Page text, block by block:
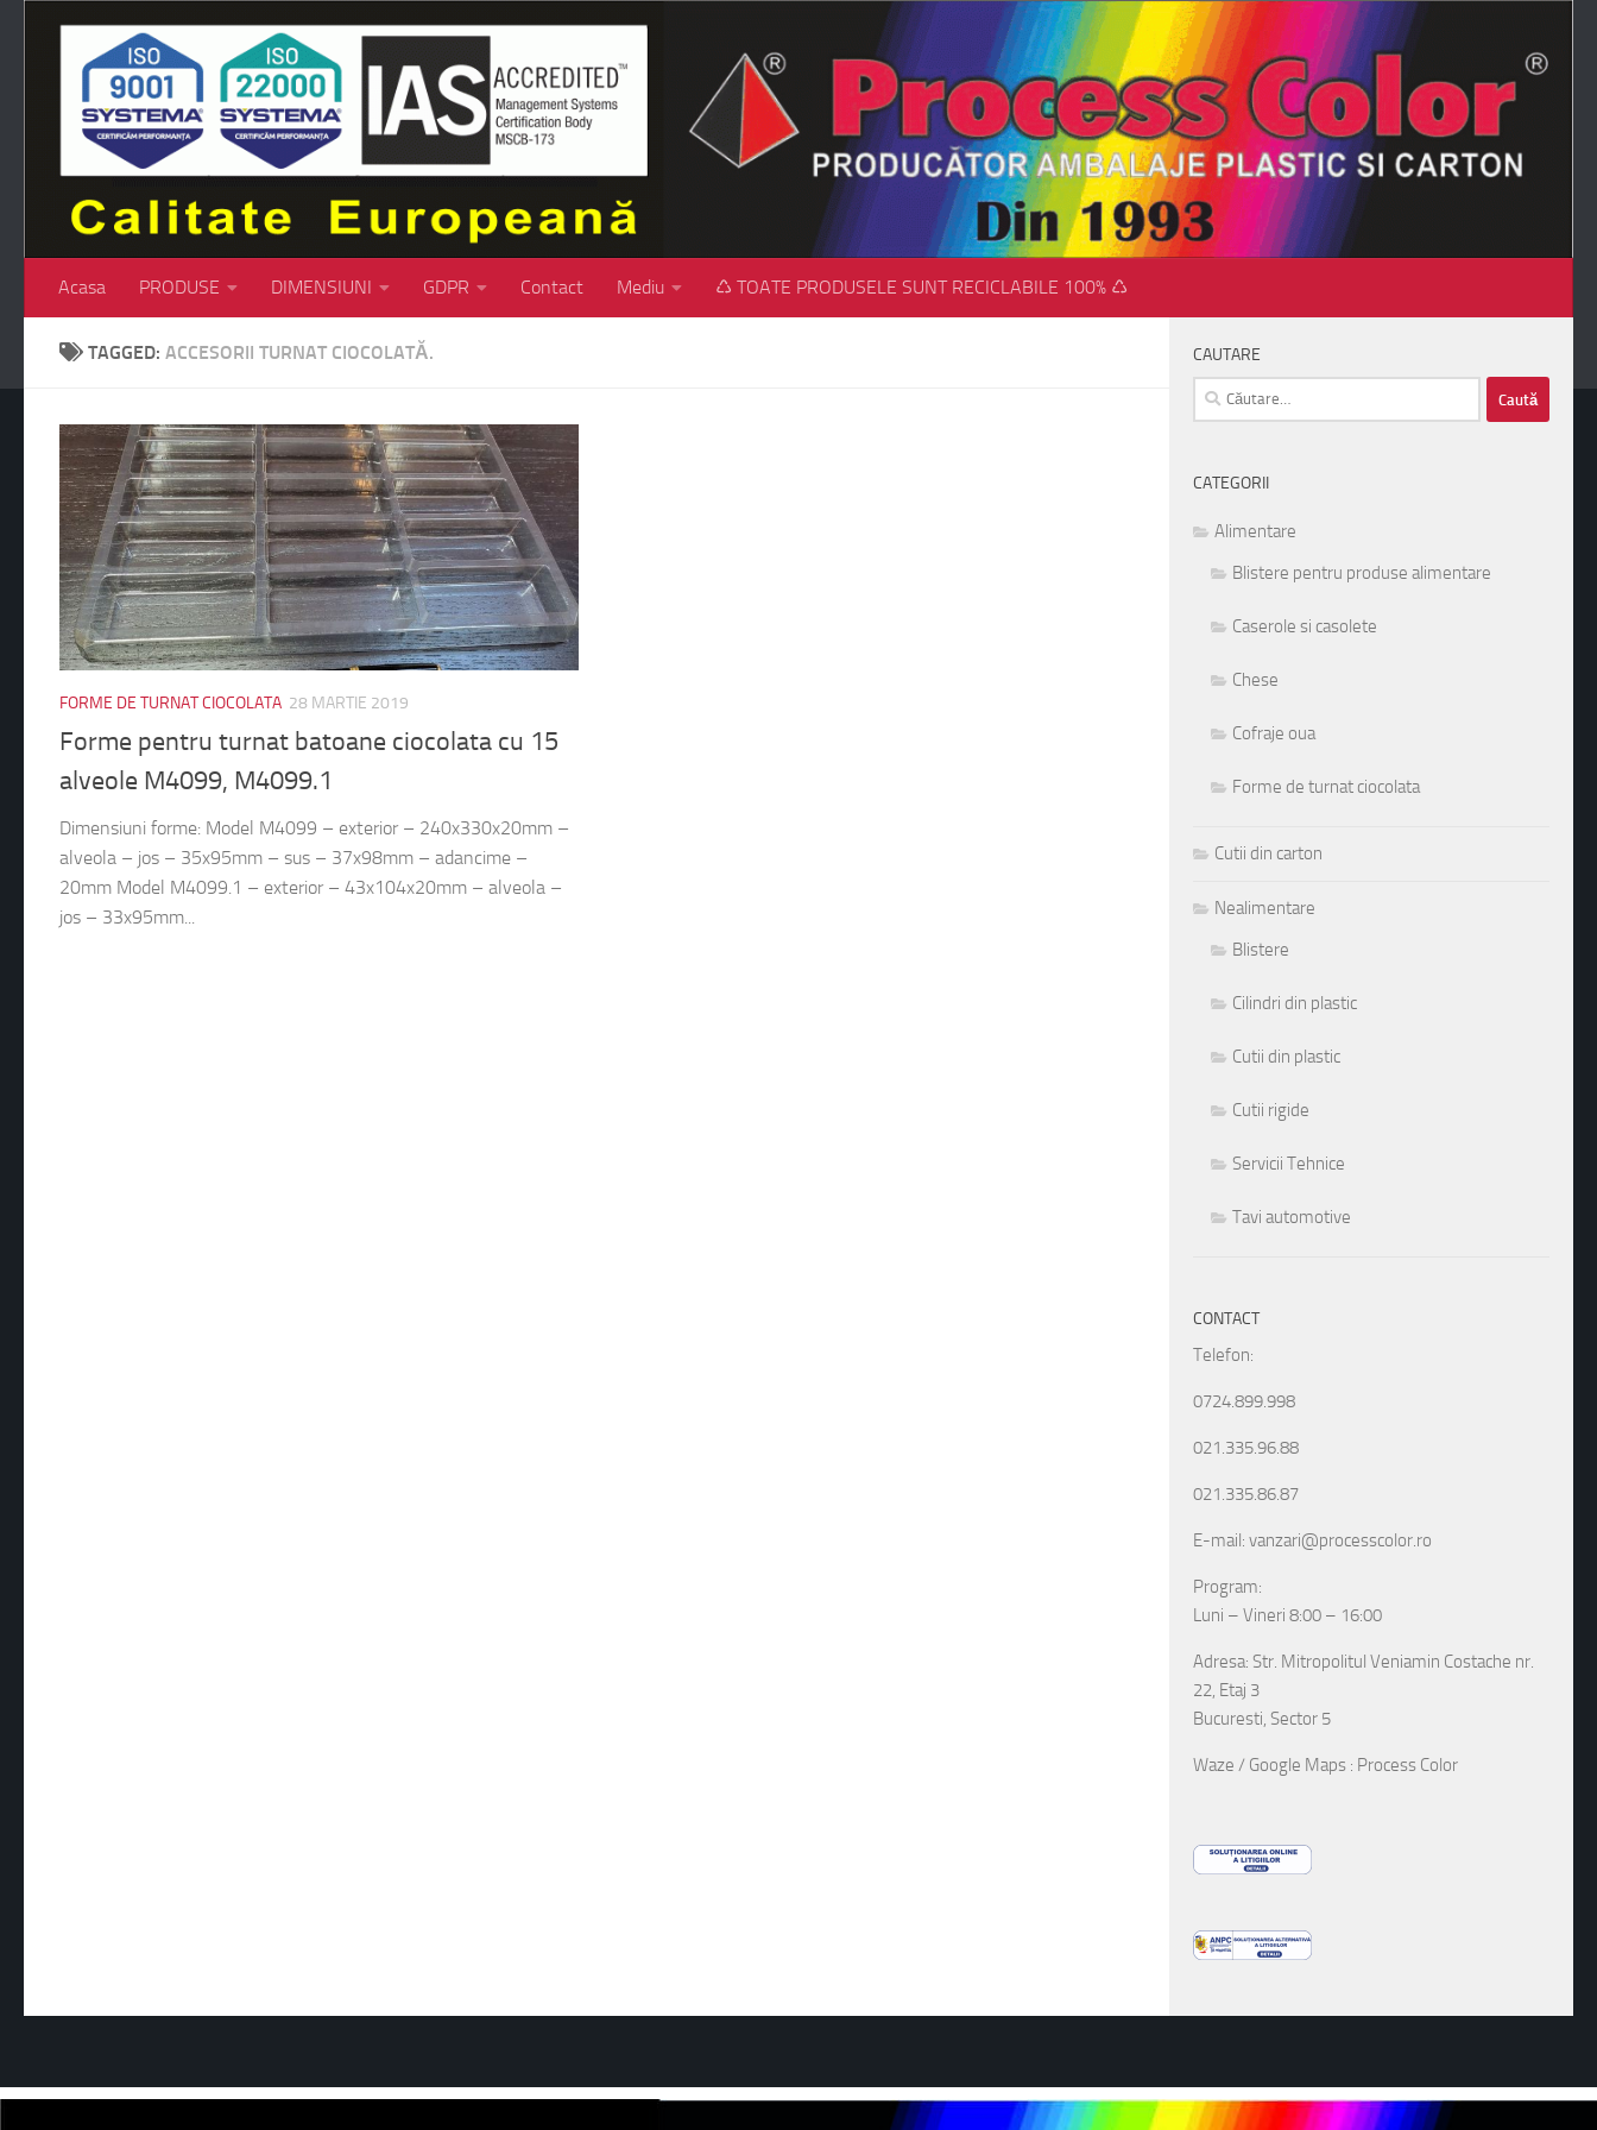
Skip to content
Acasa PRODUSE DIMENSIUNI GDPR Contact Mediu ♺ TOATE PRODUSELE SUNT RECICLABILE 100% ♺
TAGGED: ACCESORII TURNAT CIOCOLATĂ.
FORME DE TURNAT CIOCOLATA 28 MARTIE 2019
Forme pentru turnat batoane ciocolata cu 15
alveole M4099, M4099.1
Dimensiuni forme: Model M4099 – exterior – 240x330x20mm –
alveola – jos – 35x95mm – sus – 37x98mm – adancime –
20mm Model M4099.1 – exterior – 43x104x20mm – alveola –
jos – 33x95mm...
CAUTARE
Caută
după:
CATEGORII
Alimentare
Blistere pentru produse alimentare
Caserole si casolete
Chese
Cofraje oua
Forme de turnat ciocolata
Cutii din carton
Nealimentare
Blistere
Cilindri din plastic
Cutii din plastic
Cutii rigide
Servicii Tehnice
Tavi automotive
CONTACT
Telefon:
0724.899.998
021.335.96.88
021.335.86.87
E-mail: vanzari@processcolor.ro
Program:
Luni – Vineri 8:00 – 16:00
Adresa: Str. Mitropolitul Veniamin Costache nr.
22, Etaj 3
Bucuresti, Sector 5
Waze / Google Maps : Process Color